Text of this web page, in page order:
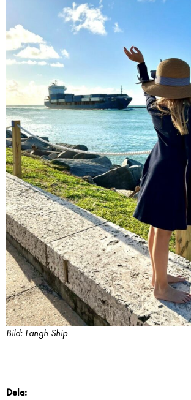
Bild: Langh Ship
Dela: